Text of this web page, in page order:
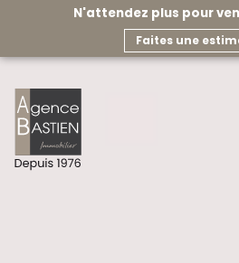
N'attendez plus pour
faites une